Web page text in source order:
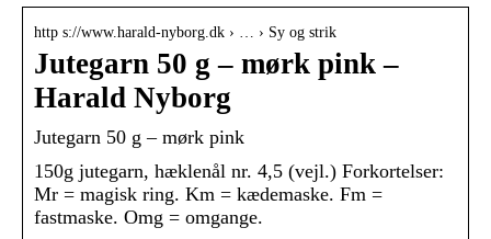
http s://www.harald-nyborg.dk › … › Sy og strik
Jutegarn 50 g – mørk pink –
Harald Nyborg
Jutegarn 50 g – mørk pink
150g jutegarn, hæklenål nr. 4,5 (vejl.) Forkortelser:
Mr = magisk ring. Km = kædemaske. Fm =
fastmaske. Omg = omgange.